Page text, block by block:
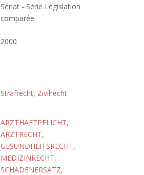
Sénat - Série Législation
comparée
2000
Strafrecht, Zivilrecht
ARZTHAFTPFLICHT,
ARZTRECHT,
GESUNDHEITSRECHT,
MEDIZINRECHT,
SCHADENERSATZ,